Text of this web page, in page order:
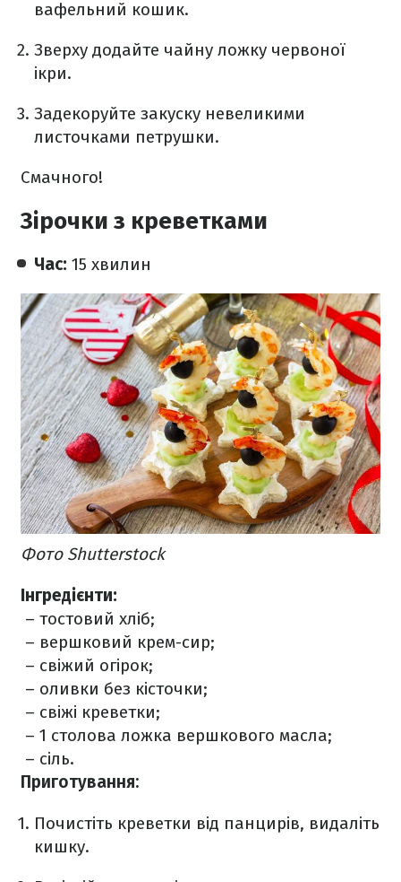
вафельний кошик.
Зверху додайте чайну ложку червоної
ікри.
Задекоруйте закуску невеликими
листочками петрушки.
Смачного!
Зірочки з креветками
Час: 15 хвилин
Фото Shutterstock
Інгредієнти:
– тостовий хліб;
– вершковий крем-сир;
– свіжий огірок;
– оливки без кісточки;
– свіжі креветки;
– 1 столова ложка вершкового масла;
– сіль.
Приготування:
Почистіть креветки від панцирів, видаліть
кишку.